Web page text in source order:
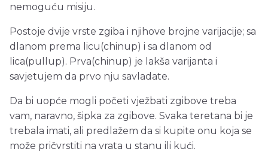
nemoguću misiju.
Postoje dvije vrste zgiba i njihove brojne varijacije; sa
dlanom prema licu(chinup) i sa dlanom od
lica(pullup). Prva(chinup) je lakša varijanta i
savjetujem da prvo nju savladate.
Da bi uopće mogli početi vježbati zgibove treba
vam, naravno, šipka za zgibove. Svaka teretana bi je
trebala imati, ali predlažem da si kupite onu koja se
može pričvrstiti na vrata u stanu ili kući.